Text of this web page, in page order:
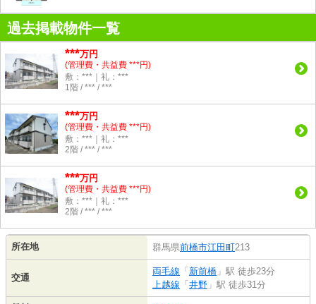
過去掲載物件一覧
***万円
(管理費・共益費 ***円)
敷：***｜礼：***
1階 / *** / ***
***万円
(管理費・共益費 ***円)
敷：***｜礼：***
2階 / *** / ***
***万円
(管理費・共益費 ***円)
敷：***｜礼：***
2階 / *** / ***
所在地 群馬県前橋市江田町213
交通
両毛線 「 新前橋 」駅 徒歩23分
上越線 「 井野 」駅 徒歩31分